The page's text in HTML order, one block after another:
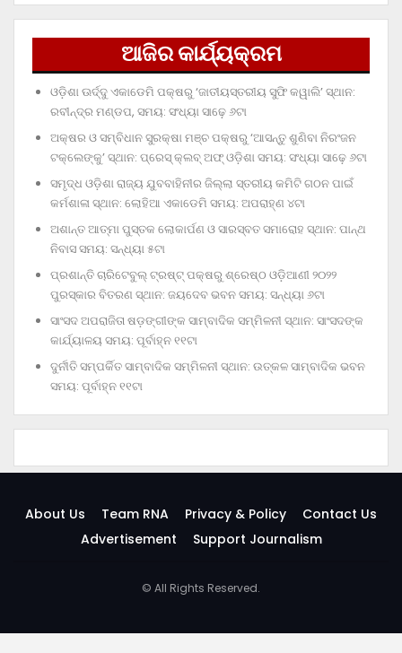
ଆଜିର କାର୍ଯ୍ୟକ୍ରମ
ଓଡ଼ିଶା ଊର୍ଦ୍ଦୁ ଏକାଡେମି ପକ୍ଷରୁ ‘ଜାତୀୟସ୍ତରୀୟ ସୁଫି କୱାଲି’ ସ୍ଥାନ:
ରବୀନ୍ଦ୍ର ମଣ୍ଡପ, ସମୟ: ସଂଧ୍ୟା ସାଢ଼େ ୬ଟା
ଅକ୍ଷର ଓ ସମ୍ବିଧାନ ସୁରକ୍ଷା ମଞ୍ଚ ପକ୍ଷରୁ ‘ଆସନ୍ତୁ ଶୁଣିବା ନିରଂଜନ
ଟକ୍‌ଲେଙ୍କୁ’ ସ୍ଥାନ: ପ୍ରେସ୍‌ କ୍ଲବ୍‌ ଅଫ୍‌ ଓଡ଼ିଶା ସମୟ: ସଂଧ୍ୟା ସାଢ଼େ ୬ଟା
ସମୃଦ୍ଧ ଓଡ଼ିଶା ରାଜ୍ୟ ଯୁବବାହିନୀର ଜିଲ୍ଲା ସ୍ତରୀୟ କମିଟି ଗଠନ ପାଇଁ
କର୍ମଶାଳା ସ୍ଥାନ: ଲୋହିଆ ଏକାଡେମି ସମୟ: ଅପରାହ୍‌ଣ ୪ଟା
ଅଶାନ୍ତ ଆତ୍ମା ପୁସ୍ତକ ଲୋକାର୍ପଣ ଓ ସାରସ୍ବତ ସମାରୋହ ସ୍ଥାନ: ପାନ୍ଥ
ନିବାସ ସମୟ: ସନ୍ଧ୍ୟା ୫ଟା
ପ୍ରଶାନ୍ତି ଚାରିଟେବୁଲ୍‌ ଟ୍ରଷ୍ଟ୍‌ ପକ୍ଷରୁ ଶ୍ରେଷ୍ଠ ଓଡ଼ିଆଣୀ ୨୦୨୨
ପୁରସ୍କାର ବିତରଣ ସ୍ଥାନ: ଜୟଦେବ ଭବନ ସମୟ: ସନ୍ଧ୍ୟା ୬ଟା
ସାଂସଦ ଅପରାଜିତା ଷଡ଼ଙ୍ଗୀଙ୍କ ସାମ୍ବାଦିକ ସମ୍ମିଳନୀ ସ୍ଥାନ: ସାଂସଦଙ୍କ
କାର୍ଯ୍ୟାଳୟ ସମୟ: ପୂର୍ବାହ୍ନ ୧୧ଟା
ଦୁର୍ନୀତି ସମ୍ପର୍କିତ ସାମ୍ବାଦିକ ସମ୍ମିଳନୀ ସ୍ଥାନ: ଉତ୍କଳ ସାମ୍ବାଦିକ ଭବନ
ସମୟ: ପୂର୍ବାହ୍ନ ୧୧ଟା
About Us Team RNA Privacy & Policy
Contact Us
Advertisement
Support Journalism
© All Rights Reserved.